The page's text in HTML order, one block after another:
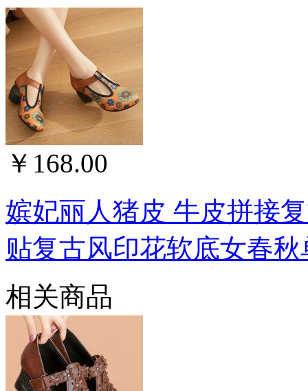
￥168.00
嫔妃丽人猪皮 牛皮拼接
贴复古风印花软底女春
相关商品